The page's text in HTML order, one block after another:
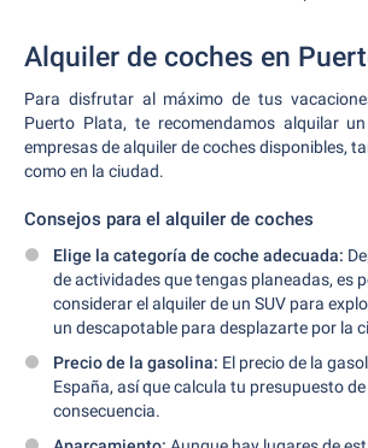
Alquiler de coches en
Para disfrutar al máximo de tus
Puerto Plata, te recomendamos alquilar
empresas de alquiler de coches disponibles,
como en la ciudad.
Consejos para el alquiler de coches
Elige la categoría de coche adecuada:
de actividades que tengas planeadas, es
considerar el alquiler de un SUV para
un descapotable para desplazarte por la
Precio de la gasolina: El precio de la
España, así que calcula tu presupuesto
consecuencia.